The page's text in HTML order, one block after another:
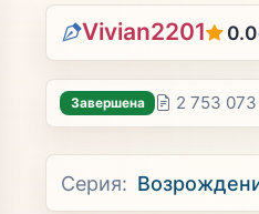
Vivian2201 0.0
Завершена 2 753
Серия: